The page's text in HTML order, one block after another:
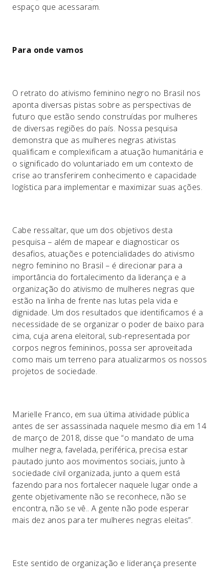
espaço que acessaram.
Para onde vamos
O retrato do ativismo feminino negro no Brasil nos
aponta diversas pistas sobre as perspectivas de
futuro que estão sendo construídas por mulheres
de diversas regiões do país. Nossa pesquisa
demonstra que as mulheres negras ativistas
qualificam e complexificam a atuação humanitária e
o significado do voluntariado em um contexto de
crise ao transferirem conhecimento e capacidade
logística para implementar e maximizar suas ações.
Cabe ressaltar, que um dos objetivos desta
pesquisa – além de mapear e diagnosticar os
desafios, atuações e potencialidades do ativismo
negro feminino no Brasil – é direcionar para a
importância do fortalecimento da liderança e a
organização do ativismo de mulheres negras que
estão na linha de frente nas lutas pela vida e
dignidade. Um dos resultados que identificamos é a
necessidade de se organizar o poder de baixo para
cima, cuja arena eleitoral, sub-representada por
corpos negros femininos, possa ser aproveitada
como mais um terreno para atualizarmos os nossos
projetos de sociedade.
Marielle Franco, em sua última atividade pública
antes de ser assassinada naquele mesmo dia em 14
de março de 2018, disse que “o mandato de uma
mulher negra, favelada, periférica, precisa estar
pautado junto aos movimentos sociais, junto à
sociedade civil organizada, junto a quem está
fazendo para nos fortalecer naquele lugar onde a
gente objetivamente não se reconhece, não se
encontra, não se vê.. A gente não pode esperar
mais dez anos para ter mulheres negras eleitas”.
Este sentido de organização e liderança presente